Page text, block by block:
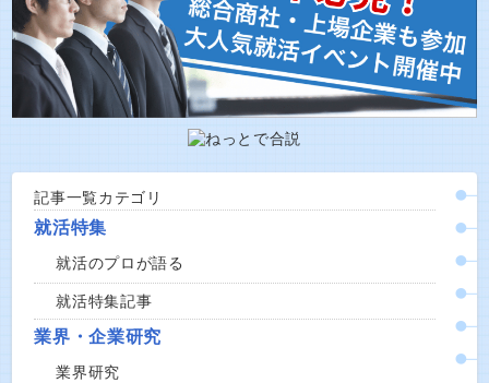
記事一覧カテゴリ
就活特集
就活のプロが語る
就活特集記事
業界・企業研究
業界研究